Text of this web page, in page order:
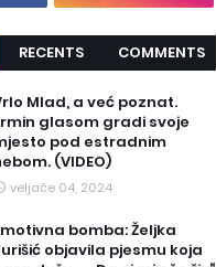
RECENTS COMMENTS
Mlad, a već poznat.
glasom gradi svoje
pod estradnim
(VIDEO)
veljače 04, 2024
bomba: Željka
objavila pjesmu koja